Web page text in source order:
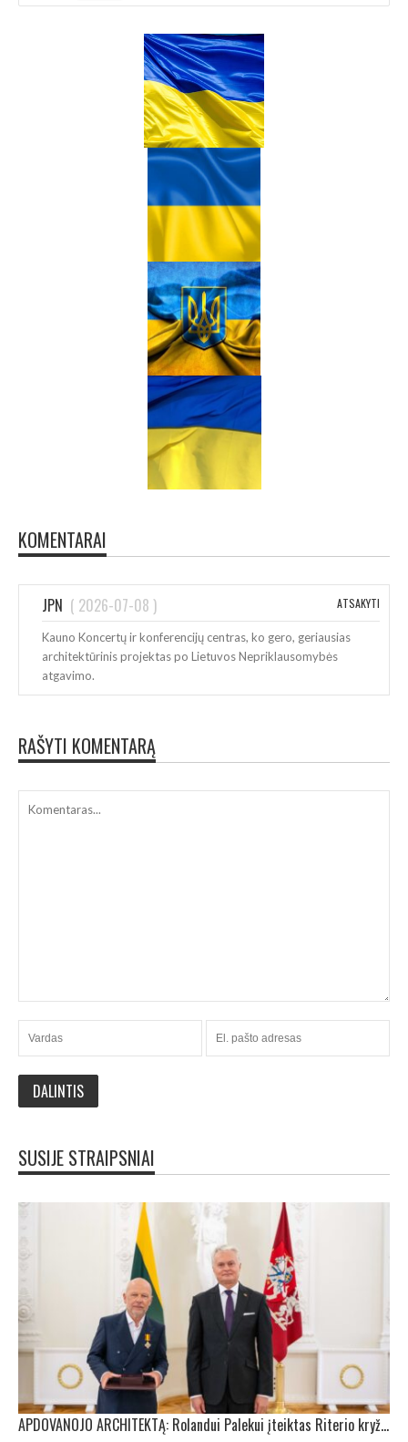
KOMENTARAI
JPN ( 2026-07-08 ) ATSAKYTI
Kauno Koncertų ir konferencijų centras, ko gero, geriausias
architektūrinis projektas po Lietuvos Nepriklausomybės
atgavimo.
RAŠYTI KOMENTARĄ
SUSIJE STRAIPSNIAI
APDOVANOJO ARCHITEKTĄ: Rolandui Palekui įteiktas Riterio kryžius